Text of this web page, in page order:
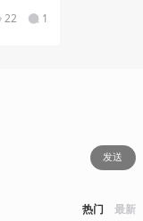
22 1
发送
热门 最新